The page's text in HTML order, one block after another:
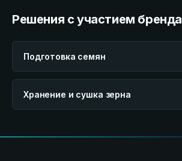
Решения с участием бренда
Подготовка семян
Хранение и сушка зерна